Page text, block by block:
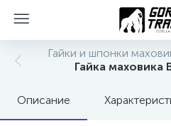
Гайки и шпонки
Гайка маховика
Описание